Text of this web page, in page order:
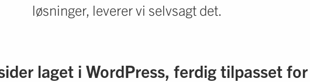
løsninger, leverer vi selvsagt det.
laget i WordPress, ferdig tilpasset